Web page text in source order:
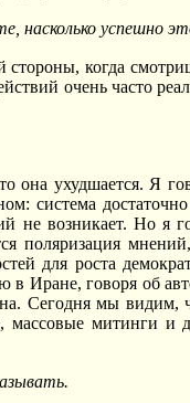
успешно
стороны, когда
очень часто
ухудшается. Я
система
не возникает. Но я
поляризация
для роста
в Иране, говоря об
Сегодня мы видим,
массовые митинги и